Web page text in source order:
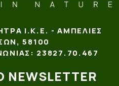
Ι.Κ.Ε. - ΑΜΠΕΛΙΈΣ
58100
23827.70.467